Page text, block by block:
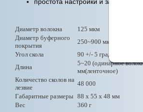
Диаметр волокна
125 мкм
Диаметр буферного
покрытия
250~900 мкм
Угол скола
90 +/- 5 град
Длина
5~20 (одинарное
мм(ленточное)
Количество сколов на
лезвие
48 000
Габаритные размеры 88 х 55 х 48 мм
Вес
360 г